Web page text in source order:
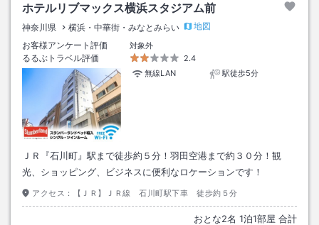
ホテルリブマックス横浜スタジアム前
神奈川県 横浜・中華街・みなとみらい
地図
お客様アンケート評価
対象外
るるぶトラベル評価
2.4
無線LAN
駅徒歩5分
ＪＲ『石川町』駅まで徒歩約５分！羽田空港まで約３０分！観
光、ショッピング、ビジネスに便利なロケーションです！
アクセス： 【ＪＲ】ＪＲ線 石川町駅下車 徒歩約５分
おとな2名 1泊1部屋 合計